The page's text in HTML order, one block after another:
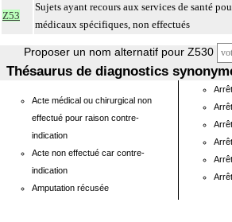
Z53
Sujets ayant recours aux services de santé
médicaux spécifiques, non effectués
Proposer un nom alternatif pour Z530
Thésaurus de diagnostics
Acte médical ou chirurgical non
effectué pour raison contre-
indication
Acte non effectué car contre-
indication
Amputation récusée